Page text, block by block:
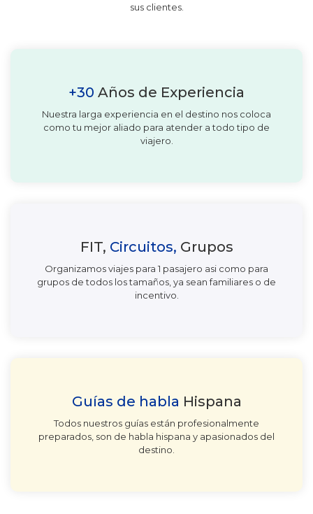
sus clientes.
+30 Años de Experiencia
Nuestra larga experiencia en el destino nos coloca
como tu mejor aliado para atender a todo tipo de
viajero.
FIT, Circuitos, Grupos
Organizamos viajes para 1 pasajero asi como para
grupos de todos los tamaños, ya sean familiares o de
incentivo.
Guías de habla Hispana
Todos nuestros guías están profesionalmente
preparados, son de habla hispana y apasionados del
destino.